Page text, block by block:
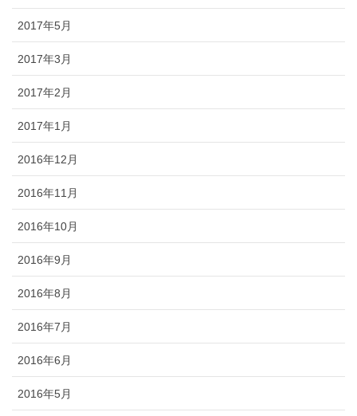
2017年5月
2017年3月
2017年2月
2017年1月
2016年12月
2016年11月
2016年10月
2016年9月
2016年8月
2016年7月
2016年6月
2016年5月